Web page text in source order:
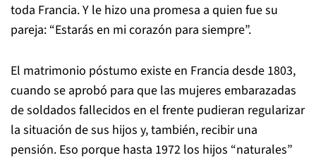
toda Francia. Y le hizo una promesa a quien fue su
pareja: “Estarás en mi corazón para siempre”.
El matrimonio póstumo existe en Francia desde 1803,
cuando se aprobó para que las mujeres embarazadas
de soldados fallecidos en el frente pudieran regularizar
la situación de sus hijos y, también, recibir una
pensión. Eso porque hasta 1972 los hijos “naturales”